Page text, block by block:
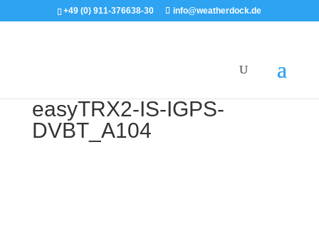
+49 (0) 911-376638-30 info@weatherdock.de
easyTRX2-IS-IGPS-
DVBT_A104